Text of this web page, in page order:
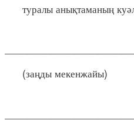
туралы анықтаманың
(заңды мекенжайы)